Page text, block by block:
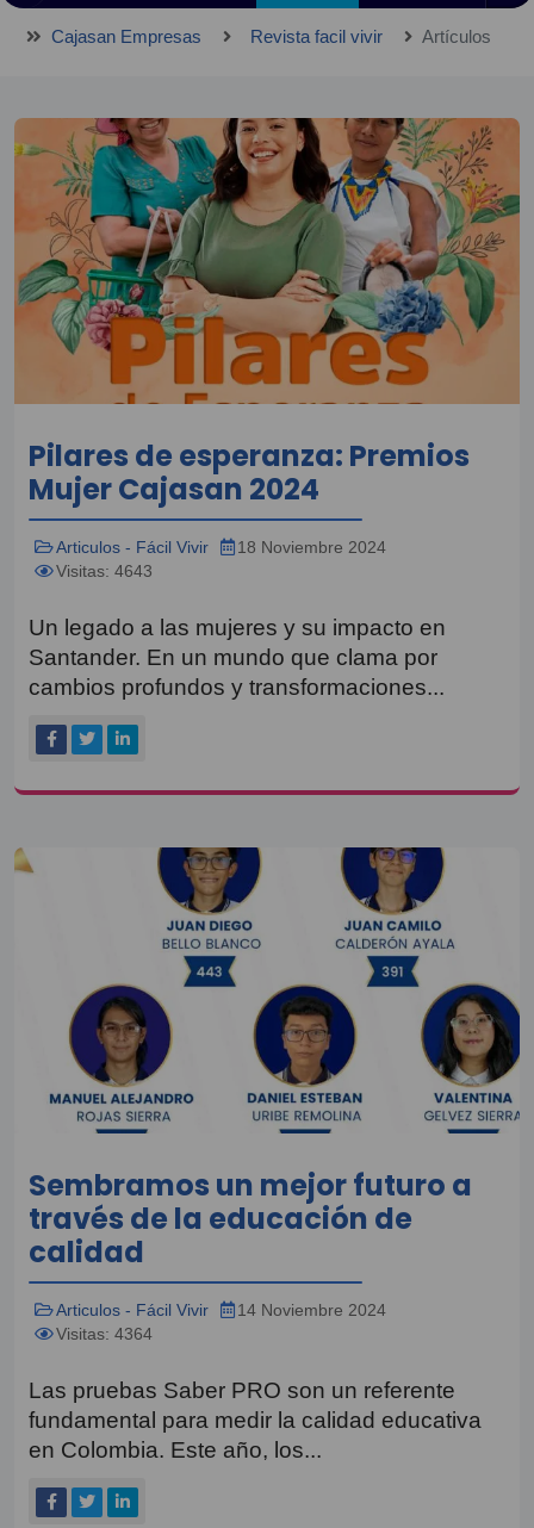
Cajasan Empresas Revista facil vivir Artículos
Pilares de esperanza: Premios
Mujer Cajasan 2024
Articulos - Fácil Vivir
18 Noviembre 2024
Visitas: 4643
Un legado a las mujeres y su impacto en
Santander. En un mundo que clama por
cambios profundos y transformaciones...
Sembramos un mejor futuro a
través de la educación de
calidad
Articulos - Fácil Vivir
14 Noviembre 2024
Visitas: 4364
Las pruebas Saber PRO son un referente
fundamental para medir la calidad educativa
en Colombia. Este año, los...